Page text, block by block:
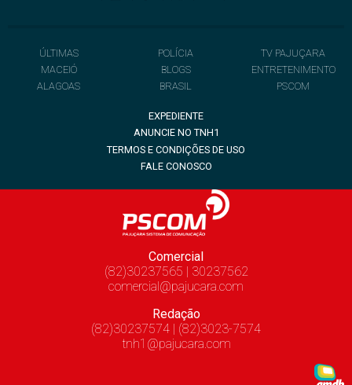
ÚLTIMAS
MACEIÓ
ALAGOAS
POLÍCIA
BLOGS
BRASIL
TV PAJUÇARA
ENTRETENIMENTO
PSCOM
EXPEDIENTE
ANUNCIE NO TNH1
TERMOS E CONDIÇÕES DE USO
FALE CONOSCO
Comercial
(82)30237565 | 30237562
comercial@pajucara.com
Redação
(82)30237574 | (82)3023-7574
tnh1@pajucara.com